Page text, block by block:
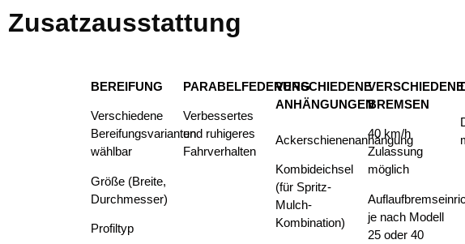
Zusatzausstattung
BEREIFUNG
Verschiedene
Bereifungsvarianten
wählbar
Größe (Breite,
Durchmesser)
Profiltyp
PARABELFEDERUNG
Verbessertes
und ruhigeres
Fahrverhalten
VERSCHIEDENE
ANHÄNGUNGEN
Ackerschienenanhängung
Kombideichsel
(für Spritz-
Mulch-
Kombination)
VERSCHIEDENE
BREMSEN
40 km/h
Zulassung
möglich
je nach Modell
25 oder 40